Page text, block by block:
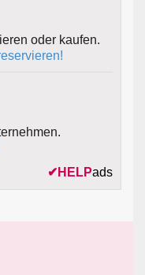
oder kaufen.
✔ HELPads